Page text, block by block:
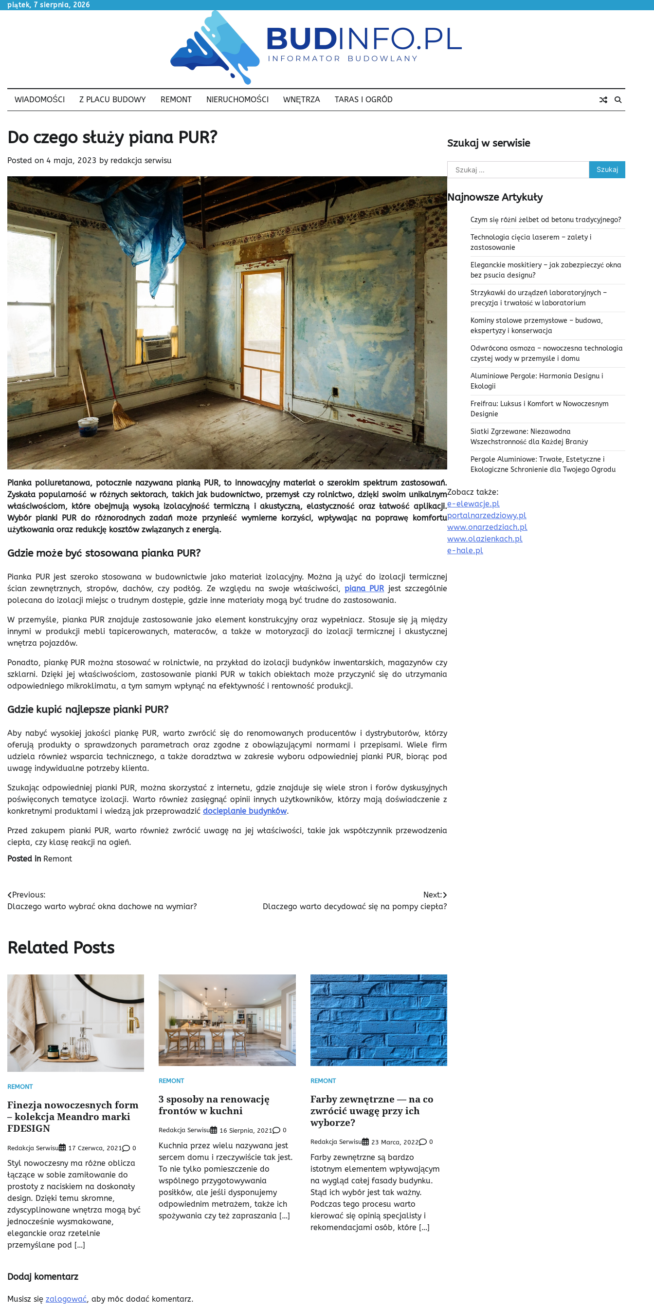
Skippiątek, 7 sierpnia, 2026
WIADOMOŚCI Z PLACU BUDOWY REMONT NIERUCHOMOŚCI WNĘTRZA TARAS I OGRÓD
Do czego służy piana PUR?
Posted on 4 maja, 2023 by redakcja serwisu
Pianka poliuretanowa, potocznie nazywana pianką PUR, to innowacyjny materiał o szerokim spektrum zastosowań.
Zyskała popularność w różnych sektorach, takich jak budownictwo, przemysł czy rolnictwo, dzięki swoim unikalnym
właściwościom, które obejmują wysoką izolacyjność termiczną i akustyczną, elastyczność oraz łatwość aplikacji.
Wybór pianki PUR do różnorodnych zadań może przynieść wymierne korzyści, wpływając na poprawę komfortu
użytkowania oraz redukcję kosztów związanych z energią.
Gdzie może być stosowana pianka PUR?
Pianka PUR jest szeroko stosowana w budownictwie jako materiał izolacyjny. Można ją użyć do izolacji termicznej
ścian zewnętrznych, stropów, dachów, czy podłóg. Ze względu na swoje właściwości,piana PUR jest szczególnie
polecana do izolacji miejsc o trudnym dostępie, gdzie inne materiały mogą być trudne do zastosowania.
W przemyśle, pianka PUR znajduje zastosowanie jako element konstrukcyjny oraz wypełniacz. Stosuje się ją między
innymi w produkcji mebli tapicerowanych, materaców, a także w motoryzacji do izolacji termicznej i akustycznej
wnętrza pojazdów.
Ponadto, piankę PUR można stosować w rolnictwie, na przykład do izolacji budynków inwentarskich, magazynów czy
szklarni. Dzięki jej właściwościom, zastosowanie pianki PUR w takich obiektach może przyczynić się do utrzymania
odpowiedniego mikroklimatu, a tym samym wpłynąć na efektywność i rentowność produkcji.
Gdzie kupić najlepsze pianki PUR?
Aby nabyć wysokiej jakości piankę PUR, warto zwrócić się do renomowanych producentów i dystrybutorów, którzy
oferują produkty o sprawdzonych parametrach oraz zgodne z obowiązującymi normami i przepisami. Wiele firm
udziela również wsparcia technicznego, a także doradztwa w zakresie wyboru odpowiedniej pianki PUR, biorąc pod
uwagę indywidualne potrzeby klienta.
Szukając odpowiedniej pianki PUR, można skorzystać z internetu, gdzie znajduje się wiele stron i forów dyskusyjnych
poświęconych tematyce izolacji. Warto również zasięgnąć opinii innych użytkowników, którzy mają doświadczenie z
konkretnymi produktami i wiedzą jak przeprowadzić docieplanie budynków.
Przed zakupem pianki PUR, warto również zwrócić uwagę na jej właściwości, takie jak współczynnik przewodzenia
ciepła, czy klasę reakcji na ogień.
Posted in Remont
Nawigacja
wpisu
Previous:
Dlaczego warto wybrać okna dachowe na wymiar?
Next:
Dlaczego warto decydować się na pompy ciepła?
Related Posts
REMONT
Finezja nowoczesnych form
– kolekcja Meandro marki
FDESIGN
Redakcja Serwisu 17 Czerwca, 2021 0
Styl nowoczesny ma różne oblicza
łączące w sobie zamiłowanie do
prostoty z naciskiem na doskonały
design. Dzięki temu skromne,
zdyscyplinowane wnętrza mogą być
jednocześnie wysmakowane,
eleganckie oraz rzetelnie
przemyślane pod […]
REMONT
3 sposoby na renowację
frontów w kuchni
Redakcja Serwisu 16 Sierpnia, 2021 0
Kuchnia przez wielu nazywana jest
sercem domu i rzeczywiście tak jest.
To nie tylko pomieszczenie do
wspólnego przygotowywania
posiłków, ale jeśli dysponujemy
odpowiednim metrażem, także ich
spożywania czy też zapraszania […]
REMONT
Farby zewnętrzne — na co
zwrócić uwagę przy ich
wyborze?
Redakcja Serwisu 23 Marca, 2022 0
Farby zewnętrzne są bardzo
istotnym elementem wpływającym
na wygląd całej fasady budynku.
Stąd ich wybór jest tak ważny.
Podczas tego procesu warto
kierować się opinią specjalisty i
rekomendacjami osób, które […]
Dodaj komentarz
Musisz się zalogować, aby móc dodać komentarz.
Szukaj w serwisie
Szukaj:
Najnowsze Artykuły
Czym się różni żelbet od betonu tradycyjnego?
Technologia cięcia laserem – zalety i
zastosowanie
Eleganckie moskitiery – jak zabezpieczyć okna
bez psucia designu?
Strzykawki do urządzeń laboratoryjnych –
precyzja i trwałość w laboratorium
Kominy stalowe przemysłowe – budowa,
ekspertyzy i konserwacja
Odwrócona osmoza – nowoczesna technologia
czystej wody w przemyśle i domu
Aluminiowe Pergole: Harmonia Designu i
Ekologii
Freifrau: Luksus i Komfort w Nowoczesnym
Designie
Siatki Zgrzewane: Niezawodna
Wszechstronność dla Każdej Branży
Pergole Aluminiowe: Trwałe, Estetyczne i
Ekologiczne Schronienie dla Twojego Ogrodu
Zobacz także:
e-elewacje.pl
portalnarzedziowy.pl
www.onarzedziach.pl
www.olazienkach.pl
e-hale.pl